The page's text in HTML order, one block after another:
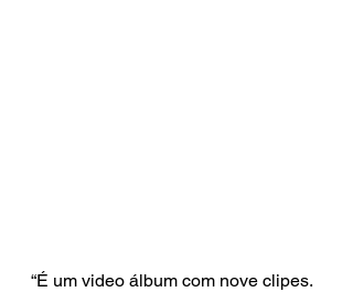
“É um video álbum com nove clipes.